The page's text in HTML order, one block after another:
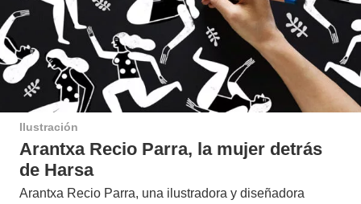
Ilustración
Arantxa Recio Parra, la mujer detrás
de Harsa
Arantxa Recio Parra, una ilustradora y diseñadora